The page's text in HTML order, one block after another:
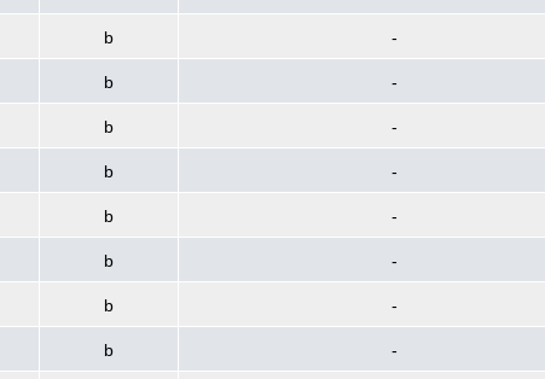
b -
b -
b -
b -
b -
b -
b -
b -